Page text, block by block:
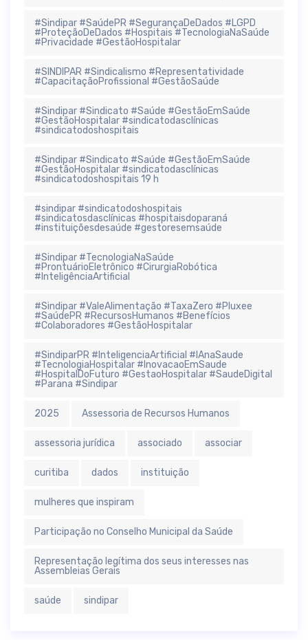
#Sindipar #SaúdePR #SegurançaDeDados #LGPD
#ProteçãoDeDados #Hospitais #TecnologiaNaSaúde
#Privacidade #GestãoHospitalar
#SINDIPAR #Sindicalismo #Representatividade
#CapacitaçãoProfissional #GestãoSaúde
#Sindipar #Sindicato #Saúde #GestãoEmSaúde
#GestãoHospitalar #sindicatodasclínicas
#sindicatodoshospitais
#Sindipar #Sindicato #Saúde #GestãoEmSaúde
#GestãoHospitalar #sindicatodasclínicas
#sindicatodoshospitais 19 h
#sindipar #sindicatodoshospitais
#sindicatosdasclínicas #hospitaisdoparaná
#instituiçõesdesaúde #gestoresemsaúde
#Sindipar #TecnologiaNaSaúde
#ProntuárioEletrônico #CirurgiaRobótica
#InteligênciaArtificial
#Sindipar #ValeAlimentação #TaxaZero #Pluxee
#SaúdePR #RecursosHumanos #Benefícios
#Colaboradores #GestãoHospitalar
#SindiparPR #InteligenciaArtificial #IAnaSaude
#TecnologiaHospitalar #InovacaoEmSaude
#HospitalDoFuturo #GestaoHospitalar #SaudeDigital
#Parana #Sindipar
2025 Assessoria de Recursos Humanos
assessoria jurídica associado associar
curitiba dados instituição
mulheres que inspiram
Participação no Conselho Municipal da Saúde
Representação legítima dos seus interesses nas
Assembleias Gerais
saúde sindipar